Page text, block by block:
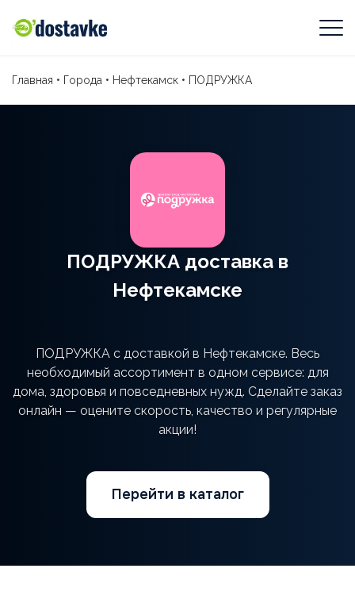
Главная • Города • Нефтекамск • ПОДРУЖКА
ПОДРУЖКА доставка в
Нефтекамске
ПОДРУЖКА с доставкой в Нефтекамске. Весь
необходимый ассортимент в одном сервисе: для
дома, здоровья и повседневных нужд. Сделайте заказ
онлайн — оцените скорость, качество и регулярные
акции!
Перейти в каталог